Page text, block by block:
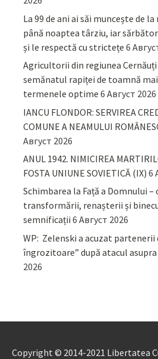
La 99 de ani ai săi muncește de
până noaptea târziu, iar
și le respectă cu strictețe 6
Agricultorii din regiunea
semănatul rapiței de toamnă
termenele optime 6 Август 2026
IANCU FLONDOR: SERVIREA
COMUNE A NEAMULUI
Август 2026
ANUL 1942. NIMICIREA
FOSTA UNIUNE SOVIETICĂ (IX) 6
Schimbarea la Față a Domnului –
transformării, renașterii și
semnificații 6 Август 2026
WP: Zelenski a acuzat partenerii
îngrozitoare” după atacul
2026
Copyright © 2014-2021 Libertatea